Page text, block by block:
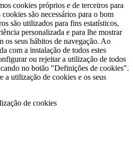
cookies próprios e de terceiros para
são necessários para o bom
são utilizados para fins estatísticos,
personalizada e para lhe mostrar
os seus hábitos de navegação. Ao
com a instalação de todos estes
ou rejeitar a utilização de todos
no botão "Definições de cookies".
a utilização de cookies e os seus
de cookies